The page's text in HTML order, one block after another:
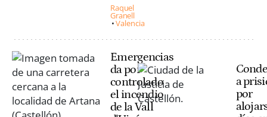
Raquel
Granell
Valencia
Emergencias
da por
controlado
el incendio
de la Vall
a
por